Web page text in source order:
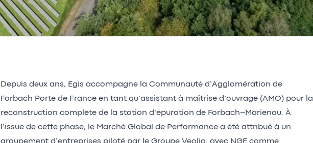
Depuis deux ans, Egis accompagne la Communauté d’Agglomération de
Forbach Porte de France en tant qu’assistant à maîtrise d’ouvrage (AMO) pour la
reconstruction complète de la station d’épuration de Forbach–Marienau. À
l’issue de cette phase, le Marché Global de Performance a été attribué à un
groupement d’entreprises piloté par le Groupe Veolia, avec NGE comme